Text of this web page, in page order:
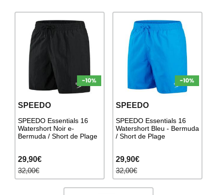
SPEEDO
SPEEDO Essentials 16
Watershort Noir e-
Bermuda / Short de Plage
29,90€
32,00€
SPEEDO
SPEEDO Essentials 16
Watershort Bleu - Bermuda
/ Short de Plage
29,90€
32,00€